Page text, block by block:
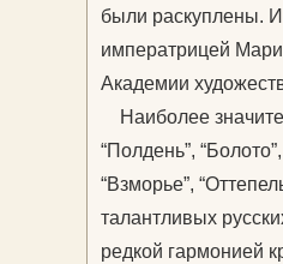
были раскуплены.
императрицей
Академии
Наиболее
“Полдень”,
“Взморье”,
талантливых
редкой гармонией